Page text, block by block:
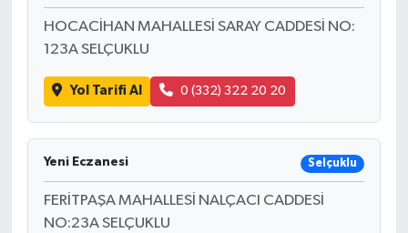
HOCACİHAN MAHALLESİ SARAY CADDESİ NO:
123A SELÇUKLU
Yol Tarifi Al 0 (332) 322 20 20
Yeni Eczanesi Selçuklu
FERİTPAŞA MAHALLESİ NALÇACI CADDESİ
NO:23A SELÇUKLU